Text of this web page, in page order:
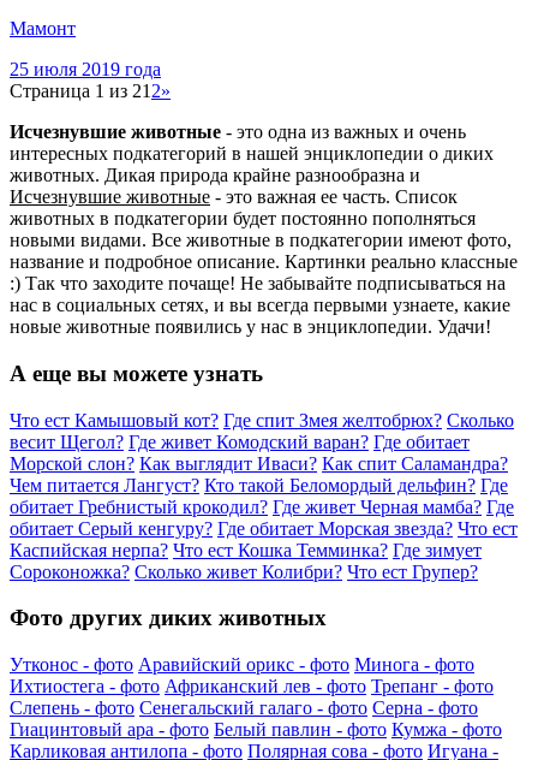
Мамонт
25 июля 2019 года
Страница 1 из 21 2»
Исчезнувшие животные - это одна из важных и очень
интересных подкатегорий в нашей энциклопедии о диких
животных. Дикая природа крайне разнообразна и
Исчезнувшие животные - это важная ее часть. Список
животных в подкатегории будет постоянно пополняться
новыми видами. Все животные в подкатегории имеют фото,
название и подробное описание. Картинки реально классные
:) Так что заходите почаще! Не забывайте подписываться на
нас в социальных сетях, и вы всегда первыми узнаете, какие
новые животные появились у нас в энциклопедии. Удачи!
А еще вы можете узнать
Что ест Камышовый кот? Где спит Змея желтобрюх? Сколько
весит Щегол? Где живет Комодский варан? Где обитает
Морской слон? Как выглядит Иваси? Как спит Саламандра?
Чем питается Лангуст? Кто такой Беломордый дельфин? Где
обитает Гребнистый крокодил? Где живет Черная мамба? Где
обитает Серый кенгуру? Где обитает Морская звезда? Что ест
Каспийская нерпа? Что ест Кошка Темминка? Где зимует
Сороконожка? Сколько живет Колибри? Что ест Групер?
Фото других диких животных
Утконос - фото Аравийский орикс - фото Минога - фото
Ихтиостега - фото Африканский лев - фото Трепанг - фото
Слепень - фото Сенегальский галаго - фото Серна - фото
Гиацинтовый ара - фото Белый павлин - фото Кумжа - фото
Карликовая антилопа - фото Полярная сова - фото Игуана -